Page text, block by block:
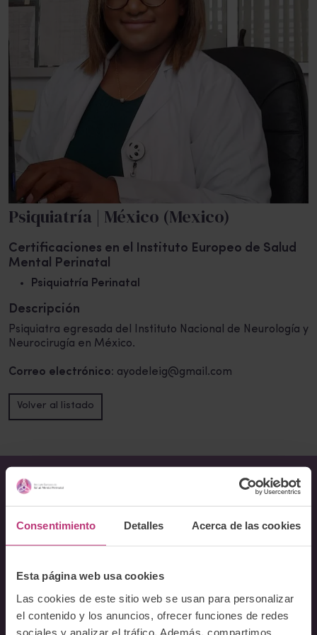
Consentimiento Detalles Acerca de las cookies
Esta página web usa cookies
Las cookies de este sitio web se usan para personalizar
el contenido y los anuncios, ofrecer funciones de redes
sociales y analizar el tráfico. Además, compartimos
Psiquiatría | México (Mexico)
Certificaciones en el Instituto Europeo de Salud
Mental Perinatal
Psiquiatría Perinatal
Descripción
Psiquiatra egresada del Instituto Nacional de Neurología y
Neurocirugía en México.
Correo electrónico: ayodeleig@gmail.com
Volver al listado
Sobre Nosotros
Docentes
Preguntas frecuentes